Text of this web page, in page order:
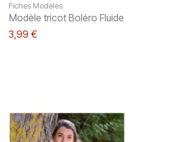
Fiches Modèles
Modèle tricot Boléro Fluide
3,99 €